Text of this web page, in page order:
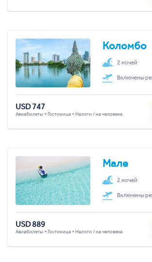
Коломбо
2 ночей
Включены
USD 747
Авиабилеты + Гостиница + Налоги / на человека
Мале
2 ночей
Включены
USD 889
Авиабилеты + Гостиница + Налоги / на человека